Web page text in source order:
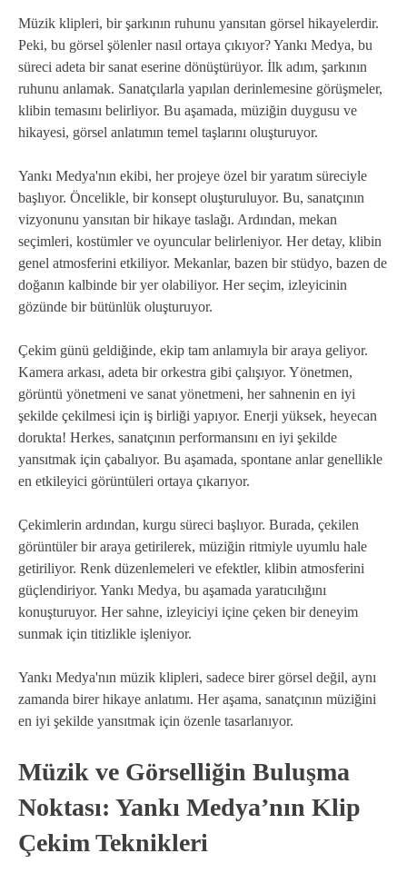
Müzik klipleri, bir şarkının ruhunu yansıtan görsel hikayelerdir.
Peki, bu görsel şölenler nasıl ortaya çıkıyor? Yankı Medya, bu
süreci adeta bir sanat eserine dönüştürüyor. İlk adım, şarkının
ruhunu anlamak. Sanatçılarla yapılan derinlemesine görüşmeler,
klibin temasını belirliyor. Bu aşamada, müziğin duygusu ve
hikayesi, görsel anlatımın temel taşlarını oluşturuyor.
Yankı Medya'nın ekibi, her projeye özel bir yaratım süreciyle
başlıyor. Öncelikle, bir konsept oluşturuluyor. Bu, sanatçının
vizyonunu yansıtan bir hikaye taslağı. Ardından, mekan
seçimleri, kostümler ve oyuncular belirleniyor. Her detay, klibin
genel atmosferini etkiliyor. Mekanlar, bazen bir stüdyo, bazen de
doğanın kalbinde bir yer olabiliyor. Her seçim, izleyicinin
gözünde bir bütünlük oluşturuyor.
Çekim günü geldiğinde, ekip tam anlamıyla bir araya geliyor.
Kamera arkası, adeta bir orkestra gibi çalışıyor. Yönetmen,
görüntü yönetmeni ve sanat yönetmeni, her sahnenin en iyi
şekilde çekilmesi için iş birliği yapıyor. Enerji yüksek, heyecan
dorukta! Herkes, sanatçının performansını en iyi şekilde
yansıtmak için çabalıyor. Bu aşamada, spontane anlar genellikle
en etkileyici görüntüleri ortaya çıkarıyor.
Çekimlerin ardından, kurgu süreci başlıyor. Burada, çekilen
görüntüler bir araya getirilerek, müziğin ritmiyle uyumlu hale
getiriliyor. Renk düzenlemeleri ve efektler, klibin atmosferini
güçlendiriyor. Yankı Medya, bu aşamada yaratıcılığını
konuşturuyor. Her sahne, izleyiciyi içine çeken bir deneyim
sunmak için titizlikle işleniyor.
Yankı Medya'nın müzik klipleri, sadece birer görsel değil, aynı
zamanda birer hikaye anlatımı. Her aşama, sanatçının müziğini
en iyi şekilde yansıtmak için özenle tasarlanıyor.
Müzik ve Görselliğin Buluşma
Noktası: Yankı Medya’nın Klip
Çekim Teknikleri